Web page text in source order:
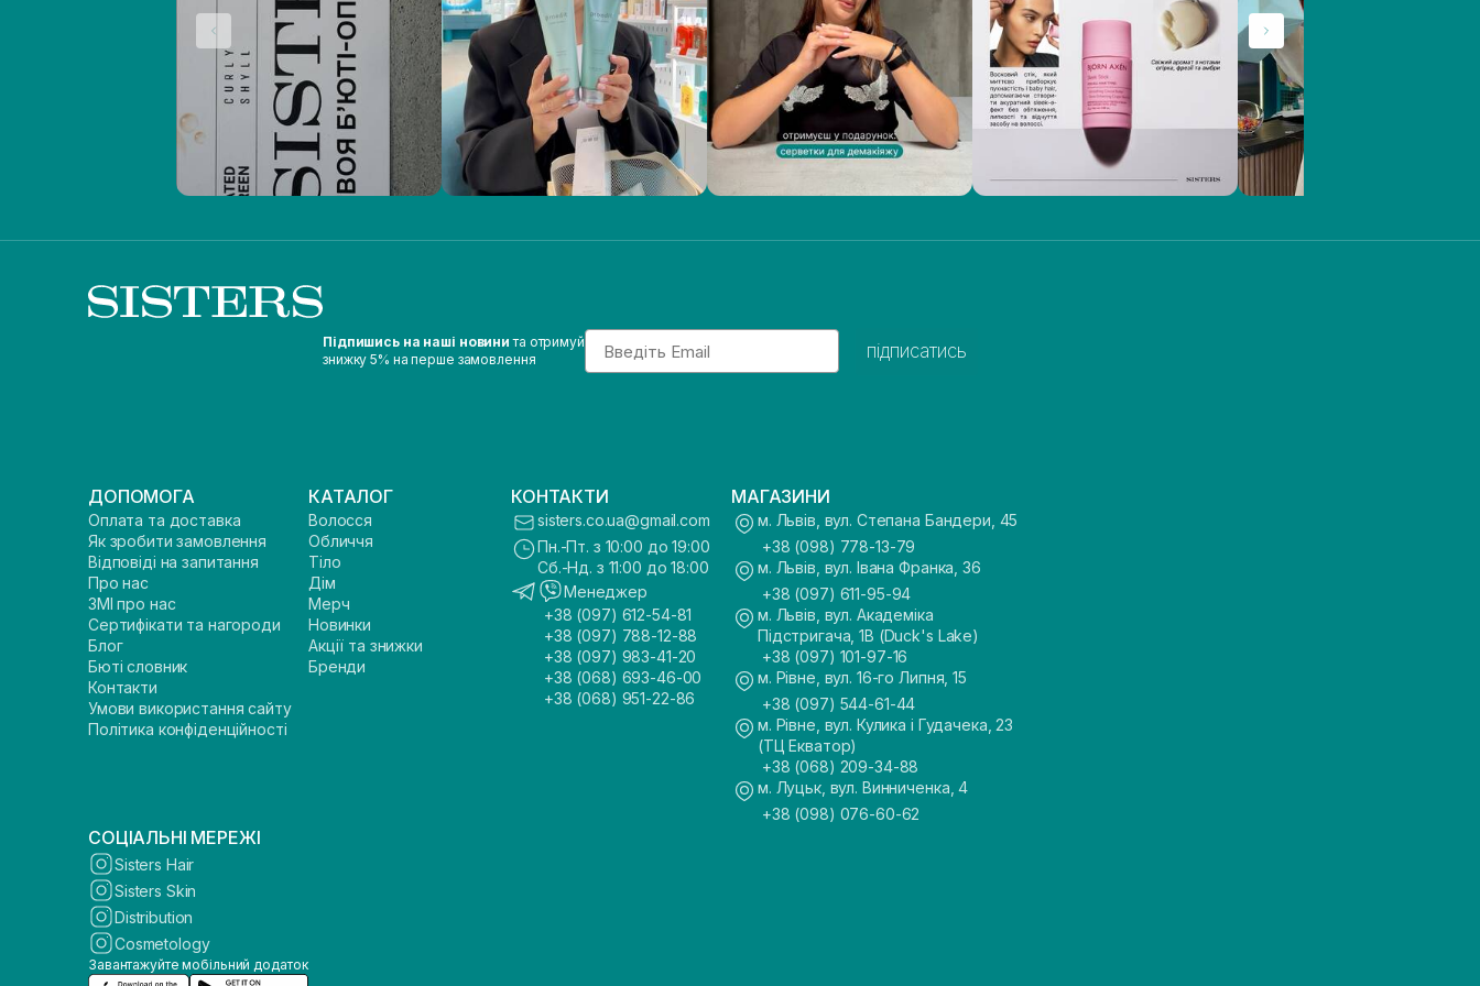
Підпишись на наші новини та отримуй
знижку 5% на перше замовлення
Email
підписатись
ДОПОМОГА
Оплата та доставка
Як зробити замовлення
Відповіді на запитання
Про нас
ЗМІ про нас
Сертифікати та нагороди
Блог
Бюті словник
Контакти
Умови використання сайту
Політика конфіденційності
КАТАЛОГ
Волосся
Обличчя
Тіло
Дім
Мерч
Новинки
Акції та знижки
Бренди
КОНТАКТИ
sisters.co.ua@gmail.com
Пн.-Пт. з 10:00 до 19:00
Сб.-Нд. з 11:00 до 18:00
Менеджер
+38 (097) 612-54-81
+38 (097) 788-12-88
+38 (097) 983-41-20
+38 (068) 693-46-00
+38 (068) 951-22-86
МАГАЗИНИ
м. Львів, вул. Степана Бандери, 45
+38 (098) 778-13-79
м. Львів, вул. Івана Франка, 36
+38 (097) 611-95-94
м. Львів, вул. Академіка
Підстригача, 1В (Duck's Lake)
+38 (097) 101-97-16
м. Рівне, вул. 16-го Липня, 15
+38 (097) 544-61-44
м. Рівне, вул. Кулика і Гудачека, 23
(ТЦ Екватор)
+38 (068) 209-34-88
м. Луцьк, вул. Винниченка, 4
+38 (098) 076-60-62
СОЦІАЛЬНІ МЕРЕЖІ
Sisters Hair
Sisters Skin
Distribution
Cosmetology
Завантажуйте мобільний додаток